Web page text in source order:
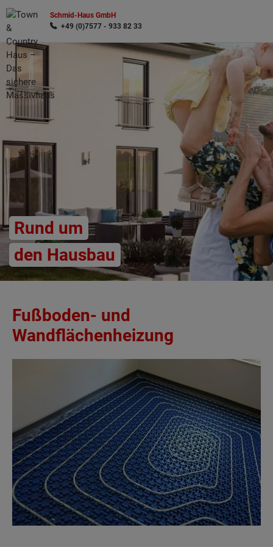
Schmid-Haus GmbH
+49 (0)7577 - 933 82 33
Rund um
den Hausbau
Fußboden- und
Wandflächenheizung
Wonach möchten Sie suchen?